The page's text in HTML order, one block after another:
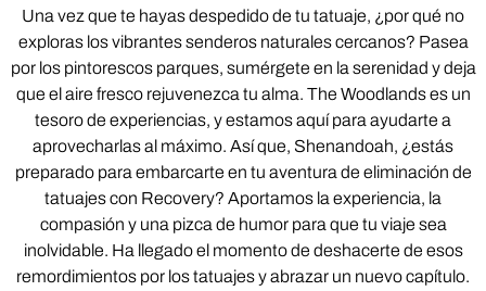
Una vez que te hayas despedido de tu tatuaje, ¿por qué no
exploras los vibrantes senderos naturales cercanos? Pasea
por los pintorescos parques, sumérgete en la serenidad y deja
que el aire fresco rejuvenezca tu alma. The Woodlands es un
tesoro de experiencias, y estamos aquí para ayudarte a
aprovecharlas al máximo. Así que, Shenandoah, ¿estás
preparado para embarcarte en tu aventura de eliminación de
tatuajes con Recovery? Aportamos la experiencia, la
compasión y una pizca de humor para que tu viaje sea
inolvidable. Ha llegado el momento de deshacerte de esos
remordimientos por los tatuajes y abrazar un nuevo capítulo.